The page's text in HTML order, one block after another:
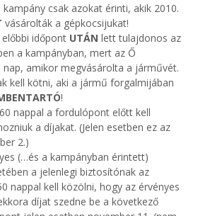
csak azokat érinti, akik 2010.
vásárolták a gépkocsijukat!
időpont UTÁN lett tulajdonos az
a kampányban, mert az Ő
amikor megvásárolta a járművét.
kell kötni, aki a jármű forgalmijában
!
nappal a fordulópont előtt kell
a díjakat. (Jelen esetben ez az
2.)
(…és a kampányban érintett)
a jelenlegi biztosítónak az
nappal kell közölni, hogy az érvényes
díjat szedne be a következő